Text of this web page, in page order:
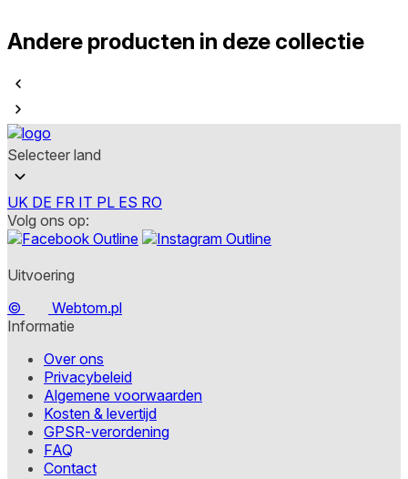
Andere producten in deze collectie
Selecteer land
UK DE FR IT PL ES RO
Volg ons op:
Uitvoering
©
Webtom.pl
Informatie
Over ons
Privacybeleid
Algemene voorwaarden
Kosten & levertijd
GPSR-verordening
FAQ
Contact